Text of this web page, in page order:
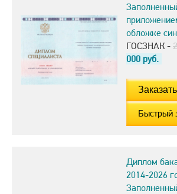
обложке
ГОСЗНАК -
000 руб.
Быстрый
Диплом
2014-2026